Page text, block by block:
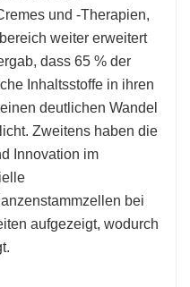
und -Therapien,
weiter erweitert
dass 65 % der
Inhaltsstoffe in ihren
deutlichen Wandel
Zweitens haben die
Innovation im
bei
aufgezeigt, wodurch